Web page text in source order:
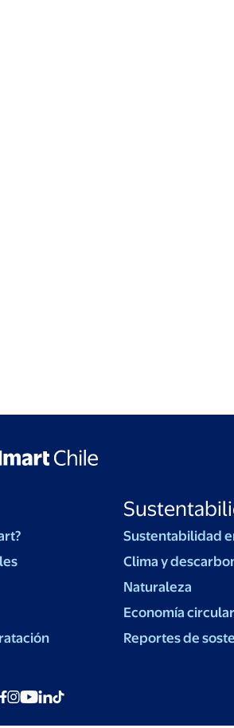
Sustentabilidad
Clima y
Naturaleza
Economía circular
Reportes de